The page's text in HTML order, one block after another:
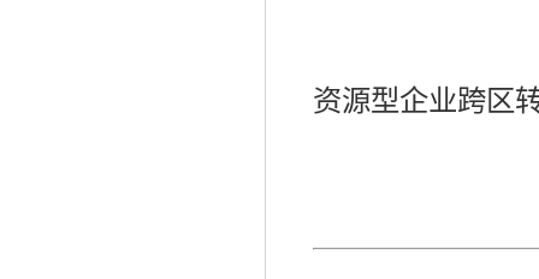
资源型企业跨区